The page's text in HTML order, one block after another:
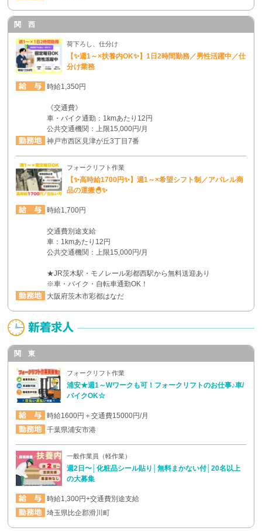
関 西
荷下ろし、仕分け
【✨週1～×扶養内OK✨】1日2時間勤務／男性活躍中／仕
分け業務
時給1,350円
《交通費》
車・バイク通勤：1kmあたり12円
公共交通機関：上限15,000円/月
神戸市西区見津が丘3丁目7番
フォークリフト作業
【✨高時給1700円✨】週1～×希望シフト制／アパレル商
品の運搬🐣✨
時給1,700円
交通費別途支給
車：1kmあたり12円
公共交通機関：上限15,000円/月
★JR茨木駅・モノレール彩都西駅から無料送迎あり
※車・バイク・自転車通勤OK！
大阪府茨木市彩都はなだ
関 東
フォークリフト作業
浦安★週1～Wワークも可！フォークリフトのお仕事♪車/
バイクOK☆
時給1600円＋交通費15000円/月
千葉県浦安市港
一般作業員（軽作業）
週2日〜│化粧品シール貼り│無料まかない付│20名以上
の大募集
時給1,300円+交通費別途支給
埼玉県比企郡滑川町